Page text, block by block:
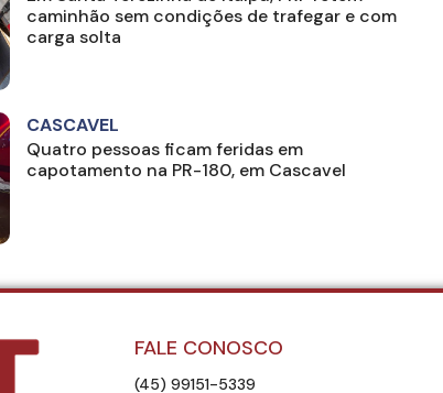
caminhão sem condições de trafegar e com
carga solta
CASCAVEL
Quatro pessoas ficam feridas em
capotamento na PR-180, em Cascavel
FALE CONOSCO
(45) 99151-5339